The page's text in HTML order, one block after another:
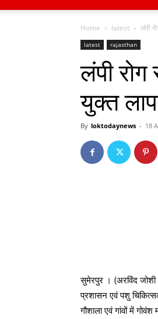
Home latest लंपी
latest rajasthan
लंपी
युक्त
By loktodaynews - 18
सुमेरपुर । (अरविंद
प्रशासन एवं पशु
गौशाला एवं गांवों में